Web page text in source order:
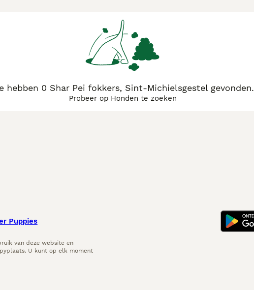
hebben 0 Shar Pei fokkers, Sint-Michielsgestel gevonden.
Probeer op Honden te zoeken
Puppies
van deze website en
U kunt op elk moment